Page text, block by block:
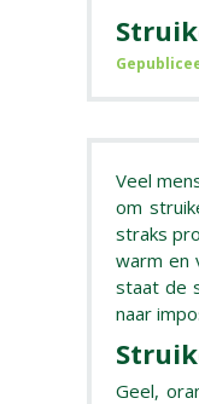
Veel
om
straks
warm en
staat de
naar
Geel,